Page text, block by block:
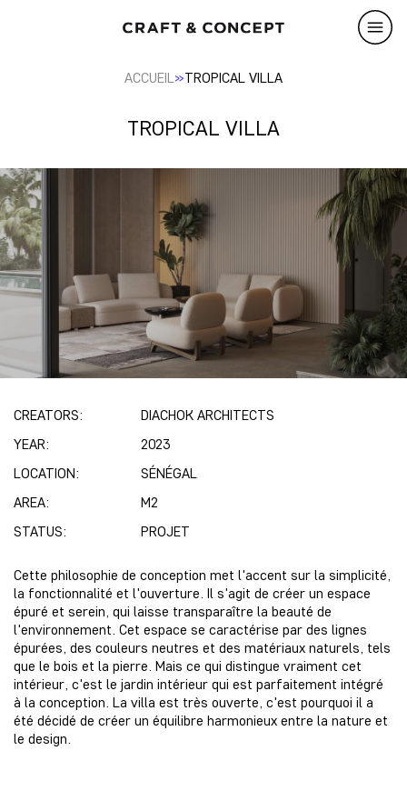
ACCUEIL»TROPICAL VILLA
TROPICAL VILLA
CREATORS:
DIACHOK ARCHITECTS
YEAR:
2023
LOCATION:
SÉNÉGAL
AREA:
M2
STATUS:
PROJET
Cette philosophie de conception met l'accent sur la simplicité,
la fonctionnalité et l'ouverture. Il s'agit de créer un espace
épuré et serein, qui laisse transparaître la beauté de
l'environnement. Cet espace se caractérise par des lignes
épurées, des couleurs neutres et des matériaux naturels, tels
que le bois et la pierre. Mais ce qui distingue vraiment cet
intérieur, c'est le jardin intérieur qui est parfaitement intégré
à la conception. La villa est très ouverte, c'est pourquoi il a
été décidé de créer un équilibre harmonieux entre la nature et
le design.